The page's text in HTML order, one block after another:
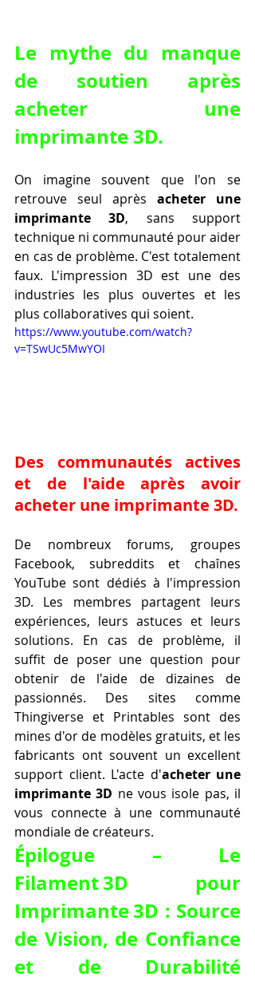
Le mythe du manque
de soutien après
acheter une
imprimante 3D.
On imagine souvent que l'on se
retrouve seul après acheter une
imprimante 3D, sans support
technique ni communauté pour aider
en cas de problème. C'est totalement
faux. L'impression 3D est une des
industries les plus ouvertes et les
plus collaboratives qui soient.
https://www.youtube.com/watch?
v=TSwUc5MwYOI
Des communautés actives
et de l'aide après avoir
acheter une imprimante 3D.
De nombreux forums, groupes
Facebook, subreddits et chaînes
YouTube sont dédiés à l'impression
3D. Les membres partagent leurs
expériences, leurs astuces et leurs
solutions. En cas de problème, il
suffit de poser une question pour
obtenir de l'aide de dizaines de
passionnés. Des sites comme
Thingiverse et Printables sont des
mines d'or de modèles gratuits, et les
fabricants ont souvent un excellent
support client. L'acte d'acheter une
imprimante 3D ne vous isole pas, il
vous connecte à une communauté
mondiale de créateurs.
Filament 3D pour
Imprimante 3D : Source
de Vision, de Confiance
et de Durabilité